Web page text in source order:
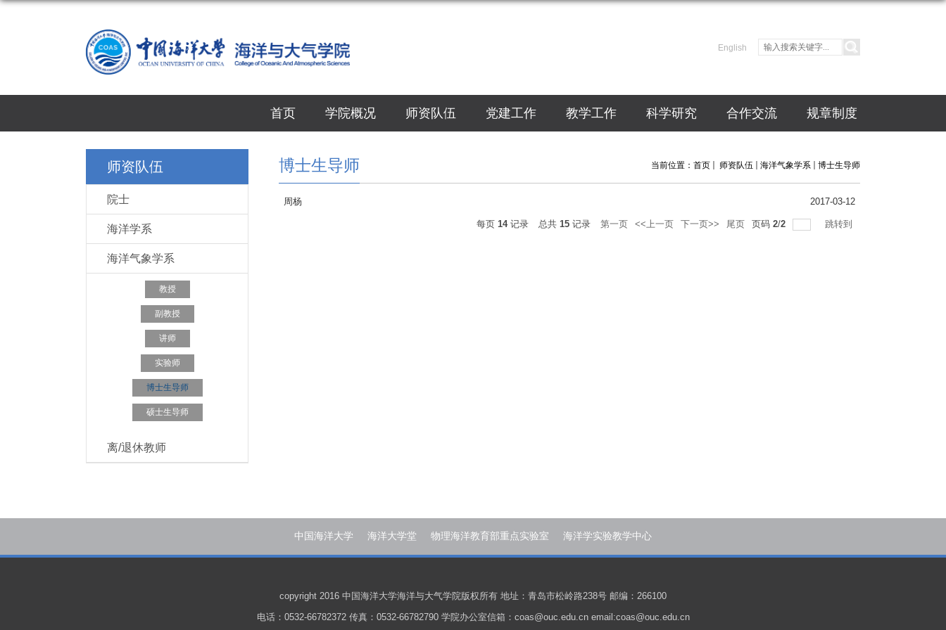
English
首页 学院概况 师资队伍 党建工作 教学工作 科学研究 合作交流 规章制度
师资队伍
院士
海洋学系
海洋气象学系
教授
副教授
讲师
实验师
博士生导师
硕士生导师
离/退休教师
当前位置： 首页 师资队伍 海洋气象学系 博士生导师
博士生导师
周杨 2017-03-12
每页 14记录 总共 15 记录 第一页 <<上一页 下一页>> 尾页 页码 2/2 跳转到
中国海洋大学 海洋大学堂 物理海洋教育部重点实验室 海洋学实验教学中心
copyright 2016 中国海洋大学海洋与大气学院版权所有 地址：青岛市松岭路238号 邮编：266100
电话：0532-66782372 传真：0532-66782790 学院办公室信箱：coas@ouc.edu.cn email:coas@ouc.edu.cn